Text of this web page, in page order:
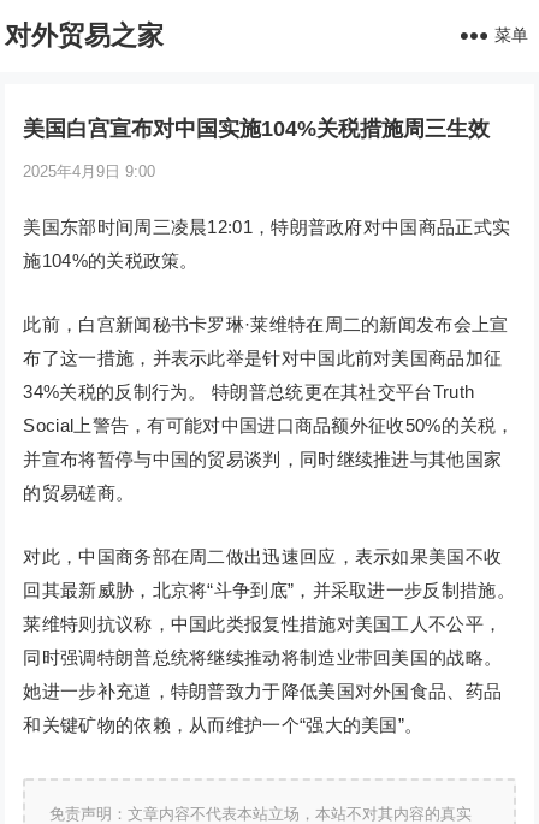
对外贸易之家 菜单
美国白宫宣布对中国实施104%关税措施周三生效
2025年4月9日 9:00
美国东部时间周三凌晨12:01，特朗普政府对中国商品正式实
施104%的关税政策。
此前，白宫新闻秘书卡罗琳·莱维特在周二的新闻发布会上宣
布了这一措施，并表示此举是针对中国此前对美国商品加征
34%关税的反制行为。 特朗普总统更在其社交平台Truth
Social上警告，有可能对中国进口商品额外征收50%的关税，
并宣布将暂停与中国的贸易谈判，同时继续推进与其他国家
的贸易磋商。
对此，中国商务部在周二做出迅速回应，表示如果美国不收
回其最新威胁，北京将“斗争到底”，并采取进一步反制措施。
莱维特则抗议称，中国此类报复性措施对美国工人不公平，
同时强调特朗普总统将继续推动将制造业带回美国的战略。
她进一步补充道，特朗普致力于降低美国对外国食品、药品
和关键矿物的依赖，从而维护一个“强大的美国”。
免责声明：文章内容不代表本站立场，本站不对其内容的真实